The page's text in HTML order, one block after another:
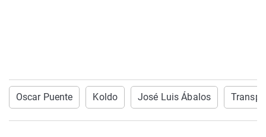
Oscar Puente Koldo José Luis Ábalos